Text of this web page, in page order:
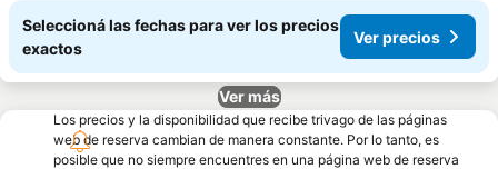
Seleccioná las fechas para ver los precios
exactos
Ver precios
Ver más
Los precios y la disponibilidad que recibe trivago de las páginas
web de reserva cambian de manera constante. Por lo tanto, es
posible que no siempre encuentres en una página web de reserva